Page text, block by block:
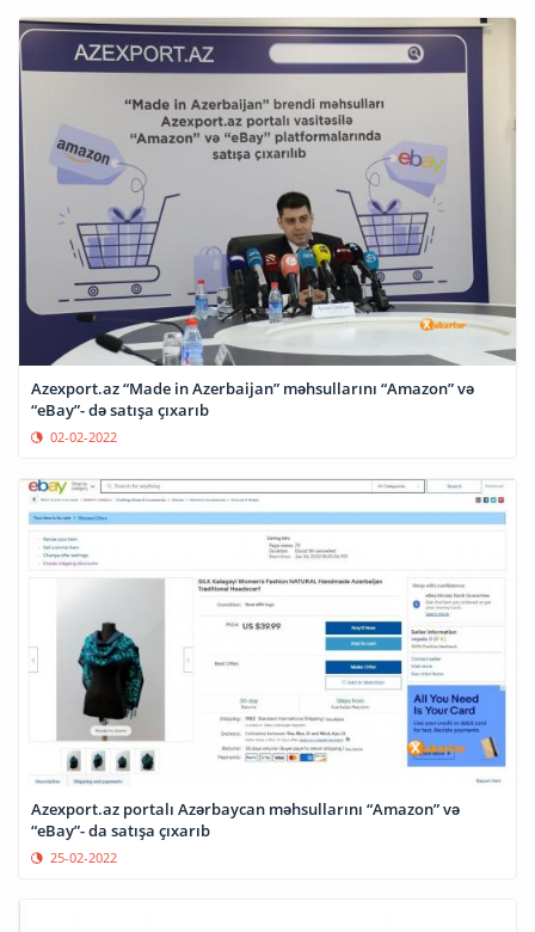
Azexport.az “Made in Azerbaijan” məhsullarını “Amazon” və
“eBay”- də satışa çıxarıb
02-02-2022
Azexport.az portalı Azərbaycan məhsullarını “Amazon” və
“eBay”- da satışa çıxarıb
25-02-2022